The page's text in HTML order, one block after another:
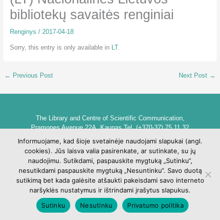
bibliotekų savaitės renginiai
Renginys / 2017-04-18
Sorry, this entry is only available in LT.
← Previous Post Next Post →
The Library and Centre of Scientific Communication,
Pramones Avenue 22A, Kaunas Tel. (+370-37) 75 11 32
biblioteka@go.kauko.lt
Head of the Library dr. Lina Šarlauskienė
Kauno kolegijos biblioteka ir mokslinės komunikacijos centras,
Pramonės pr. 22A, Kaunas Tel. +370 (37) 75 11 32
biblioteka@go.kauko.lt
Bibliotekos vadovė Lina Šarlauskienė
Informuojame, kad šioje svetainėje naudojami slapukai (angl.
cookies). Jūs laisva valia pasirenkate, ar sutinkate, su jų
naudojimu. Sutikdami, paspauskite mygtuką „Sutinku“,
nesutikdami paspauskite mygtuką „Nesuntinku“. Savo duotą
sutikimą bet kada galėsite atšaukti pakeisdami savo interneto
naršyklės nustatymus ir ištrindami įrašytus slapukus.
Sutinku
Nesutinku Privatumo politika